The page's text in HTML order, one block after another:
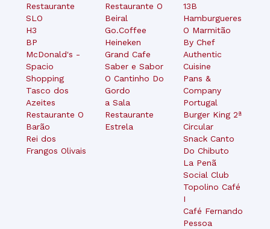
Restaurante
SLO
H3
BP
McDonald's -
Spacio
Shopping
Tasco dos
Azeites
Restaurante O
Barão
Rei dos
Frangos Olivais
Restaurante O
Beiral
Go.Coffee
Heineken
Grand Cafe
Saber e Sabor
O Cantinho Do
Gordo
a Sala
Restaurante
Estrela
13B
Hamburgueres
O Marmitão
By Chef
Authentic
Cuisine
Pans &
Company
Portugal
Burger King 2ª
Circular
Snack Canto
Do Chibuto
La Penã
Social Club
Topolino Café
I
Café Fernando
Pessoa